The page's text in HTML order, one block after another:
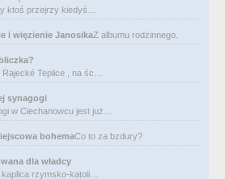
ktoś przejrzy kiedyś…
i więzienie JanosikaZ albumu rodzinnego.
Rajecké Teplice , na śc…
synagogi
w Ciechanowcu jest już…
bohemaCo to za bzdury?
dla władcy
kaplica rzymsko-katoli…